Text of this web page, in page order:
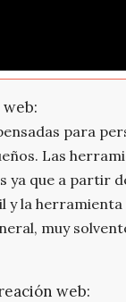
para
Las
que a partir
y la
muy
web: